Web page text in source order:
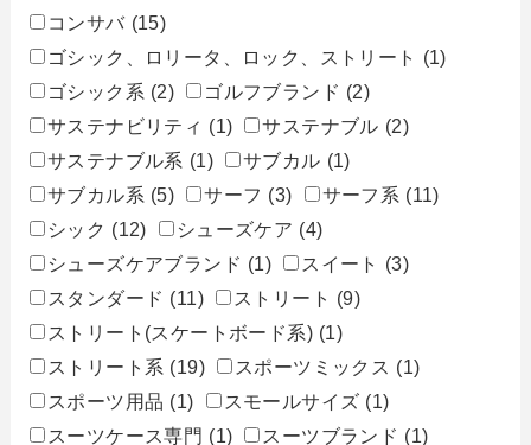
コンサバ (15)
ゴシック、ロリータ、ロック、ストリート
(1)
ゴシック系 (2) ゴルフブランド (2)
サステナビリティ (1) サステナブル (2)
サステナブル系 (1) サブカル (1)
サブカル系 (5) サーフ (3) サーフ系 (11)
シック (12) シューズケア (4)
シューズケアブランド (1) スイート
(3)
スタンダード (11) ストリート (9)
ストリート(スケートボード系) (1)
ストリート系 (19) スポーツミックス (1)
スポーツ用品 (1) スモールサイズ (1)
スーツケース専門 (1) スーツブランド (1)